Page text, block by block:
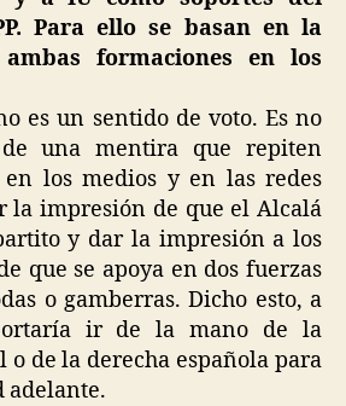
Para ello se basan en la
formaciones en los
es un sentido de voto. Es no
una mentira que repiten
en los medios y en las redes
la impresión de que el Alcalá
y dar la impresión a los
que se apoya en dos fuerzas
o gamberras. Dicho esto, a
ir de la mano de la
de la derecha española para
adelante.